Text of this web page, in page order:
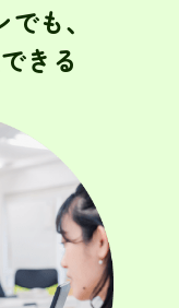
も、
きる